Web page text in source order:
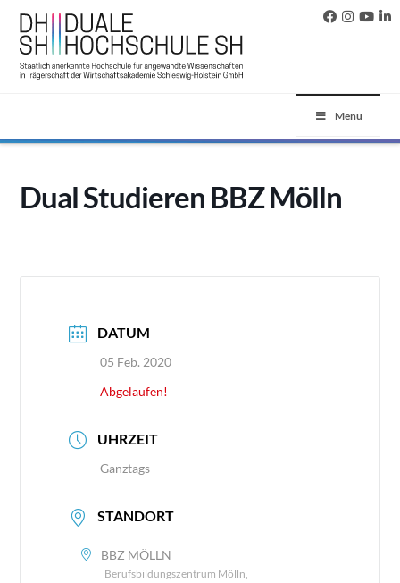
Menu
Dual Studieren BBZ Mölln
DATUM
05 Feb. 2020
Abgelaufen!
UHRZEIT
Ganztags
STANDORT
BBZ MÖLLN
Berufsbildungszentrum Mölln,